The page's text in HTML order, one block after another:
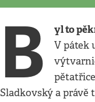
B yl to
V pátek
Sladkovský a právě